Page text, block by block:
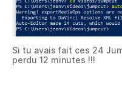
Si tu avais fait ces 24
perdu 12 minutes !!!